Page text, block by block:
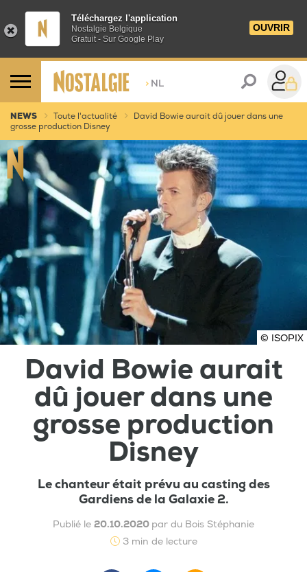
Téléchargez l'application
Nostalgie Belgique
Gratuit - Sur Google Play
OUVRIR
> NL
NEWS Toute l'actualité
David Bowie aurait dû jouer dans une
grosse production Disney
© ISOPIX
David Bowie aurait
dû jouer dans une
grosse production
Disney
Le chanteur était prévu au casting des
Gardiens de la Galaxie 2.
Publié le 20.10.2020 par du Bois Stéphanie
3 min de lecture